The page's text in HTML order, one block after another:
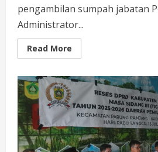
pengambilan sumpah jabatan
Administrator...
Read More
more
DPRD
Kabupaten
Bogor
Hadiri
Pelantikan
Pejabat
Administrator
dan
Pengawas